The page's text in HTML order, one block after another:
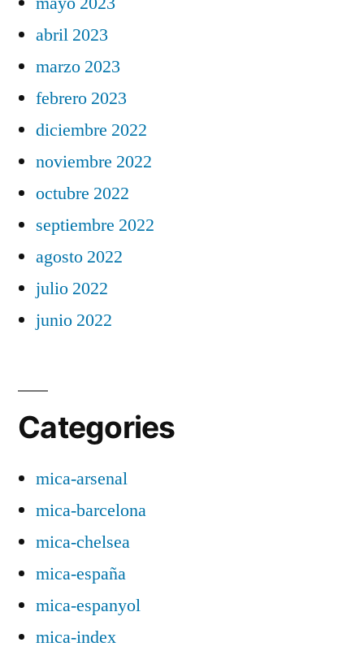
abril 2023
marzo 2023
febrero 2023
diciembre 2022
noviembre 2022
octubre 2022
septiembre 2022
agosto 2022
julio 2022
junio 2022
Categories
mica-arsenal
mica-barcelona
mica-chelsea
mica-españa
mica-espanyol
mica-index